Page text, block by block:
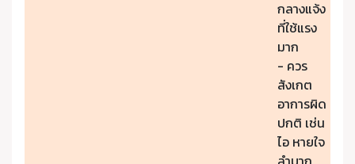
กลางแจ้ง
ที่ใช้แรง
มาก
- ควร
สังเกต
อาการผิด
ปกติ เช่น
ไอ หายใจ